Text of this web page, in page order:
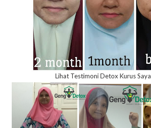
Lihat Testimoni Detox Kurus Saya